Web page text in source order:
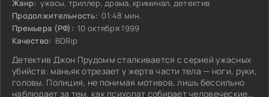
Жанр: ужасы, триллер, драма, криминал, детектив
Продолжительность: 01:48 мин.
Премьера (РФ): 10 октября 1999
Качество: BDRip
Детектив Джон Прудомм сталкивается с серией ужасных
убийств: маньяк отрезает у жертв части тела — ноги, руки,
головы. Полиция, не понимая мотивов, лишь бессильно
наблюдает за тем, как психопат собирает человеческие